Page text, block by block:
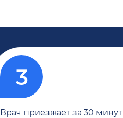
Врач приезжает за 30 минут